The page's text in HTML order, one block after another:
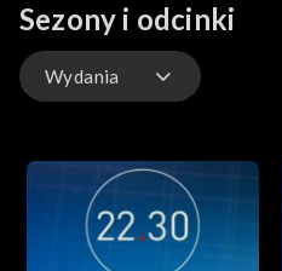
odbiorcy.
Sezony i odcinki
Wydania